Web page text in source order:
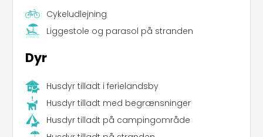
Cykeludlejning
Liggestole og parasol på stranden
Dyr
Husdyr tilladt i ferielandsby
Husdyr tilladt med begrænsninger
Husdyr tilladt på campingområde
Leaflet